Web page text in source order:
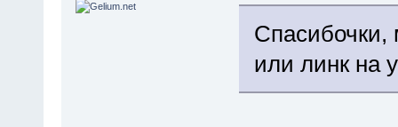
Спасибочки,
или линк на